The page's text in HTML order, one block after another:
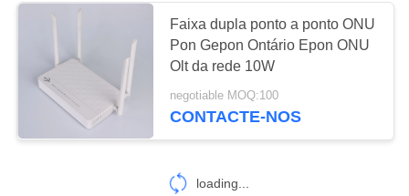
16 OLT portuários
Faixa dupla ponto a ponto ONU
Pon Gepon Ontário Epon ONU
Olt da rede 10W
negotiable MOQ:100
CONTACTE-NOS
loading...